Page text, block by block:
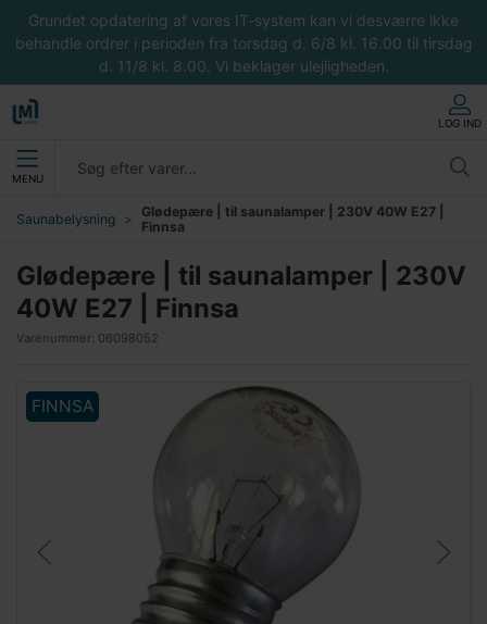
Grundet opdatering af vores IT-system kan vi desværre ikke
behandle ordrer i perioden fra torsdag d. 6/8 kl. 16.00 til tirsdag
d. 11/8 kl. 8.00. Vi beklager ulejligheden.
LOG IND
MENU
Saunabelysning
Glødepære | til saunalamper | 230V 40W E27 |
Finnsa
Glødepære | til saunalamper | 230V
40W E27 | Finnsa
Varenummer: 06098052
FINNSA